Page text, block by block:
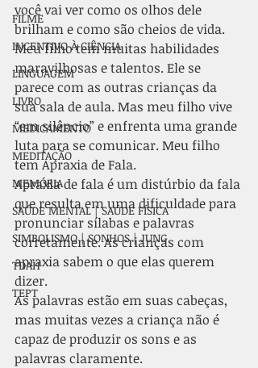
FILME
INCENTIVO À CIÊNCIA
LINGUAGEM
LIVRO
MEDICAMENTO
MEDITAÇÃO
MEMÓRIA
SAÚDE MENTAL | SAÚDE FÍSICA
SIMBOLISMO | SONHOS | JUNG
TDAH
TEPT
você vai ver como os olhos dele
brilham e como são cheios de vida.
Meu filho tem muitas habilidades
maravilhosas e talentos. Ele se
parece com as outras crianças da
sua sala de aula. Mas meu filho vive
“em silêncio” e enfrenta uma grande
luta para se comunicar. Meu filho
tem Apraxia de Fala.
Apraxia de fala é um distúrbio da fala
que resulta em uma dificuldade para
pronunciar sílabas e palavras
corretamente. As crianças com
apraxia sabem o que elas querem
dizer.
As palavras estão em suas cabeças,
mas muitas vezes a criança não é
capaz de produzir os sons e as
palavras claramente.